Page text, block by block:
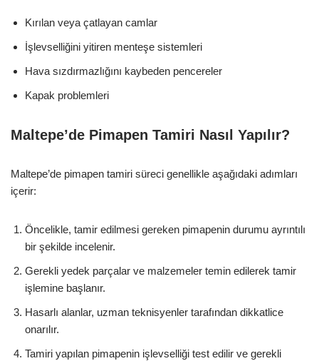
Kırılan veya çatlayan camlar
İşlevselliğini yitiren menteşe sistemleri
Hava sızdırmazlığını kaybeden pencereler
Kapak problemleri
Maltepe’de Pimapen Tamiri Nasıl Yapılır?
Maltepe’de pimapen tamiri süreci genellikle aşağıdaki adımları
içerir:
Öncelikle, tamir edilmesi gereken pimapenin durumu ayrıntılı
bir şekilde incelenir.
Gerekli yedek parçalar ve malzemeler temin edilerek tamir
işlemine başlanır.
Hasarlı alanlar, uzman teknisyenler tarafından dikkatlice
onarılır.
Tamiri yapılan pimapenin işlevselliği test edilir ve gerekli